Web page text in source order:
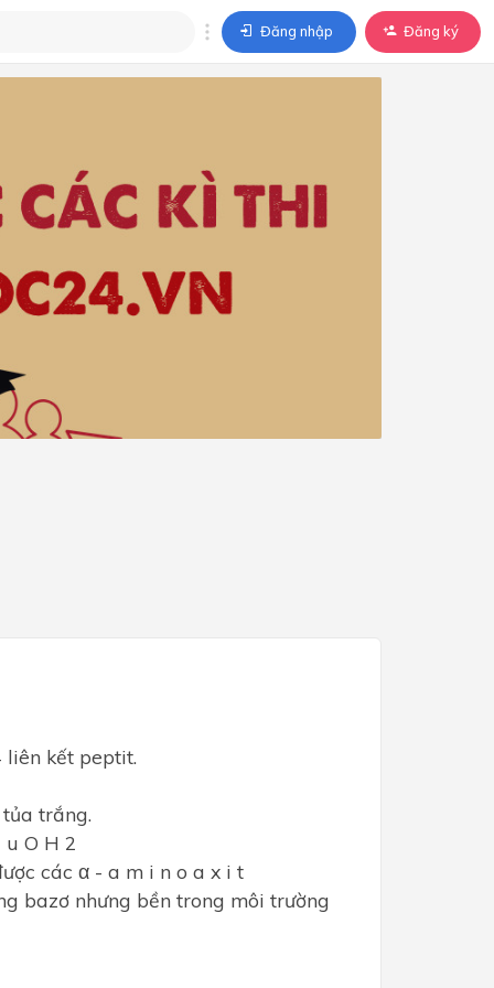
Đăng nhập Đăng ký
liên kết peptit.
trắng.
O H 2
các α - a m i n o a x i t
bazơ nhưng bền trong môi trường